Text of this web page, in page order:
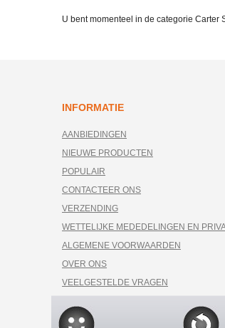
U bent momenteel in de categorie Carter
INFORMATIE
AANBIEDINGEN
NIEUWE PRODUCTEN
POPULAIR
CONTACTEER ONS
VERZENDING
WETTELIJKE MEDEDELINGEN EN
ALGEMENE VOORWAARDEN
OVER ONS
VEELGESTELDE VRAGEN